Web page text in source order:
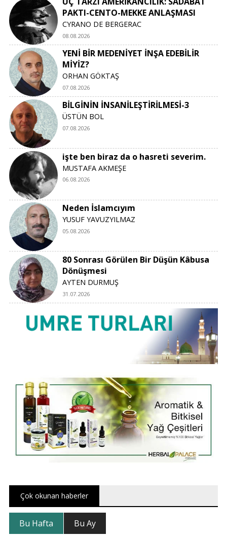
PAKTI-CENTO-MEKKE ANLAŞMASI
CYRANO DE BERGERAC
08.08.2026
YENİ BİR MEDENİYET İNŞA EDEBİLİR
MİYİZ?
ORHAN GÖKTAŞ
07.08.2026
BİLGİNİN İNSANİLEŞTİRİLMESİ-3
ÜSTÜN BOL
07.08.2026
işte ben biraz da o hasreti severim.
MUSTAFA AKMEŞE
06.08.2026
Neden İslamcıyım
YUSUF YAVUZYILMAZ
05.08.2026
80 Sonrası Görülen Bir Düşün Kâbusa
Dönüşmesi
AYTEN DURMUŞ
31.07.2026
Çok okunan haberler
Bu Hafta Bu Ay